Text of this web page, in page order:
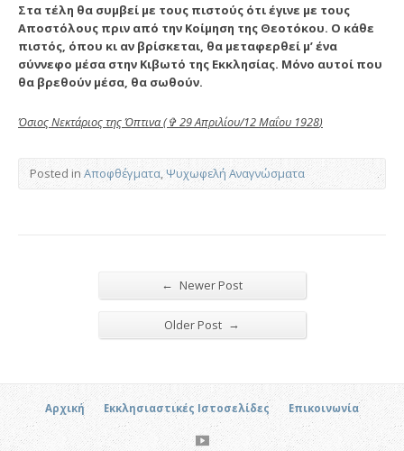
Στα τέλη θα συμβεί με τους πιστούς ότι έγινε με τους
Αποστόλους πριν από την Κοίμηση της Θεοτόκου. Ο κάθε
πιστός, όπου κι αν βρίσκεται, θα μεταφερθεί μ’ ένα
σύννεφο μέσα στην Κιβωτό της Εκκλησίας. Μόνο αυτοί που
θα βρεθούν μέσα, θα σωθούν.
Όσιος Νεκτάριος της Όπτινα (✞29 Απριλίου/12 Μαΐου 1928)
Posted in Αποφθέγματα,Ψυχωφελή Αναγνώσματα
← Newer Post
Older Post →
Αρχική Εκκλησιαστικές Ιστοσελίδες Επικοινωνία